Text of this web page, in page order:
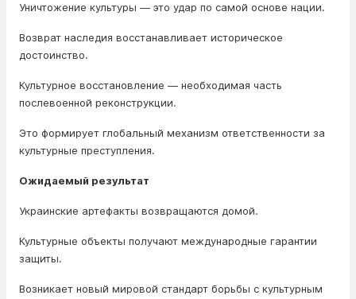
Уничтожение культуры — это удар по самой основе нации.
Возврат наследия восстанавливает историческое
достоинство.
Культурное восстановление — необходимая часть
послевоенной реконструкции.
Это формирует глобальный механизм ответственности за
культурные преступления.
Ожидаемый результат
Украинские артефакты возвращаются домой.
Культурные объекты получают международные гарантии
защиты.
Возникает новый мировой стандарт борьбы с культурным